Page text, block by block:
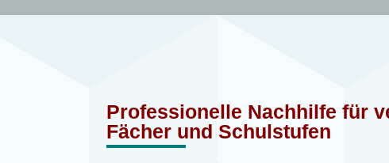
Professionelle Nachhilfe für
Fächer und Schulstufen